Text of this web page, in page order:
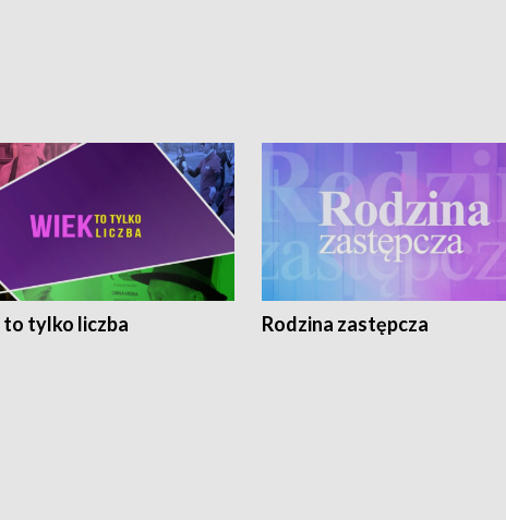
tylko liczba Rodzina zastępcza